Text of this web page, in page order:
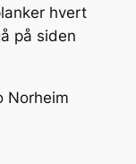
hvert
på siden
Norheim